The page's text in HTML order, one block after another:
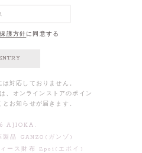
護方針に同意する
対応しておりません。
、オンラインストアのポイン
とお知らせが届きます。
AJIOKA.
製品 GANZO(ガンゾ)
ィース財布 Epoi(エポイ)